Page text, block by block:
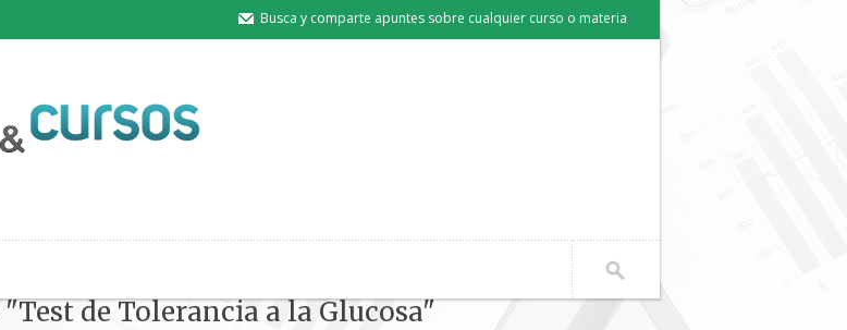
Busca y comparte apuntes sobre cualquier curso o materia
de Tolerancia a la Glucosa"